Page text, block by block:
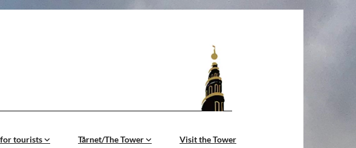
tourists Tårnet/The Tower Visit the Tower